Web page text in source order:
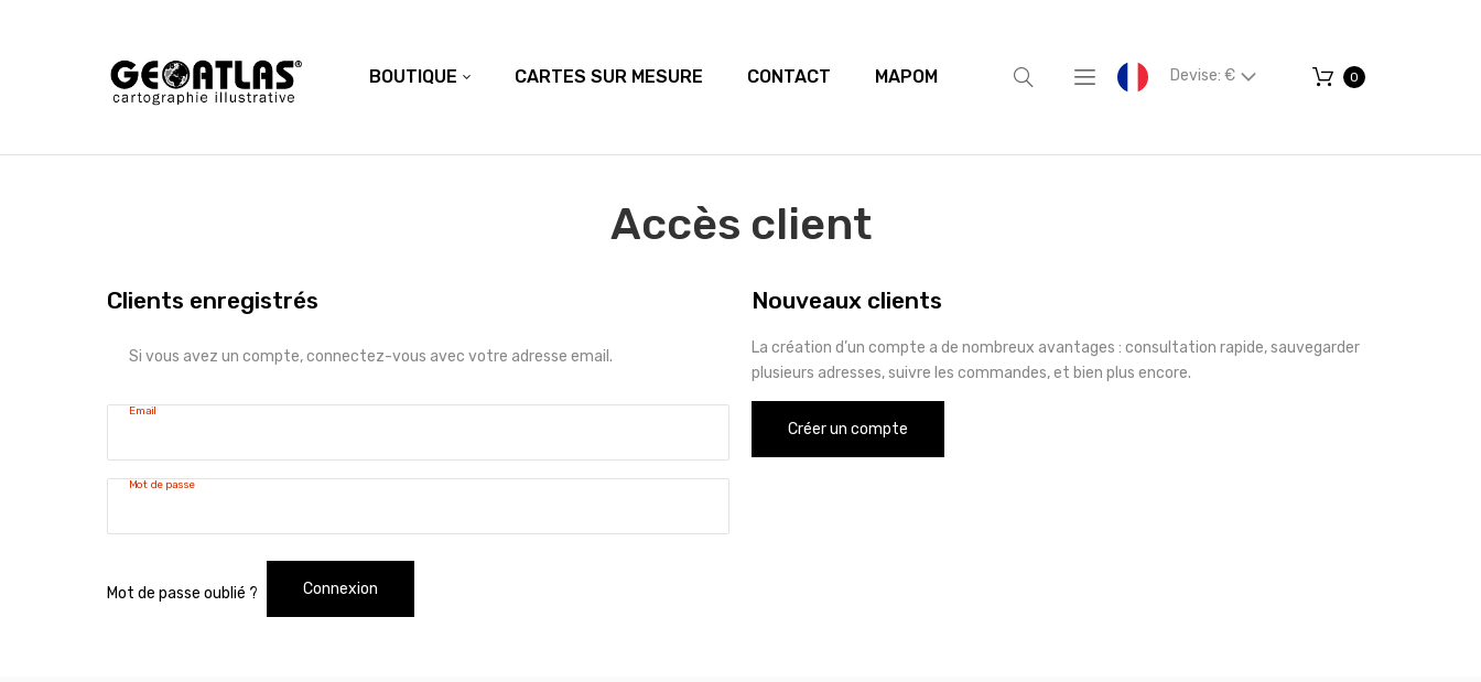
BOUTIQUE CARTES SUR MESURE CONTACT MAPOM Devise: € 0
Accès client
Clients enregistrés
Si vous avez un compte, connectez-vous avec votre adresse email.
Email
Mot de passe
Connexion
Mot de passe oublié ?
Nouveaux clients
La création d’un compte a de nombreux avantages : consultation rapide, sauvegarder
plusieurs adresses, suivre les commandes, et bien plus encore.
Créer un compte